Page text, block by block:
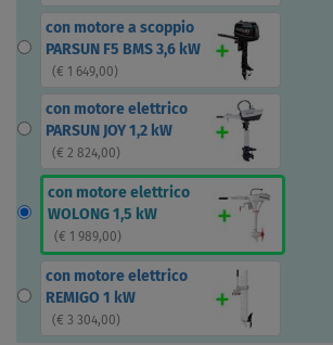
con motore a scoppio
PARSUN F5 BMS 3,6 kW
( € 1 649,00)
con motore elettrico
PARSUN JOY 1,2 kW
( € 2 824,00)
con motore elettrico
WOLONG 1,5 kW
( € 1 989,00)
con motore elettrico
REMIGO 1 kW
( € 3 304,00)